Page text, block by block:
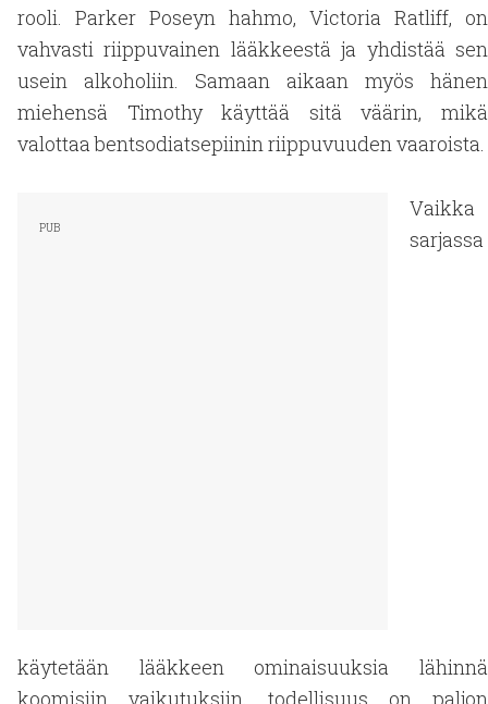
rooli. Parker Poseyn hahmo, Victoria Ratliff, on
vahvasti riippuvainen lääkkeestä ja yhdistää sen
usein alkoholiin. Samaan aikaan myös hänen
miehensä Timothy käyttää sitä väärin, mikä
valottaa bentsodiatsepiinin riippuvuuden vaaroista.
Vaikka
sarjassa
käytetään lääkkeen ominaisuuksia lähinnä
koomisiin vaikutuksiin, todellisuus on paljon